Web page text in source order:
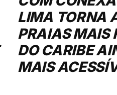
LIMA TORNA
PRAIAS MAIS
DO CARIBE
MAIS